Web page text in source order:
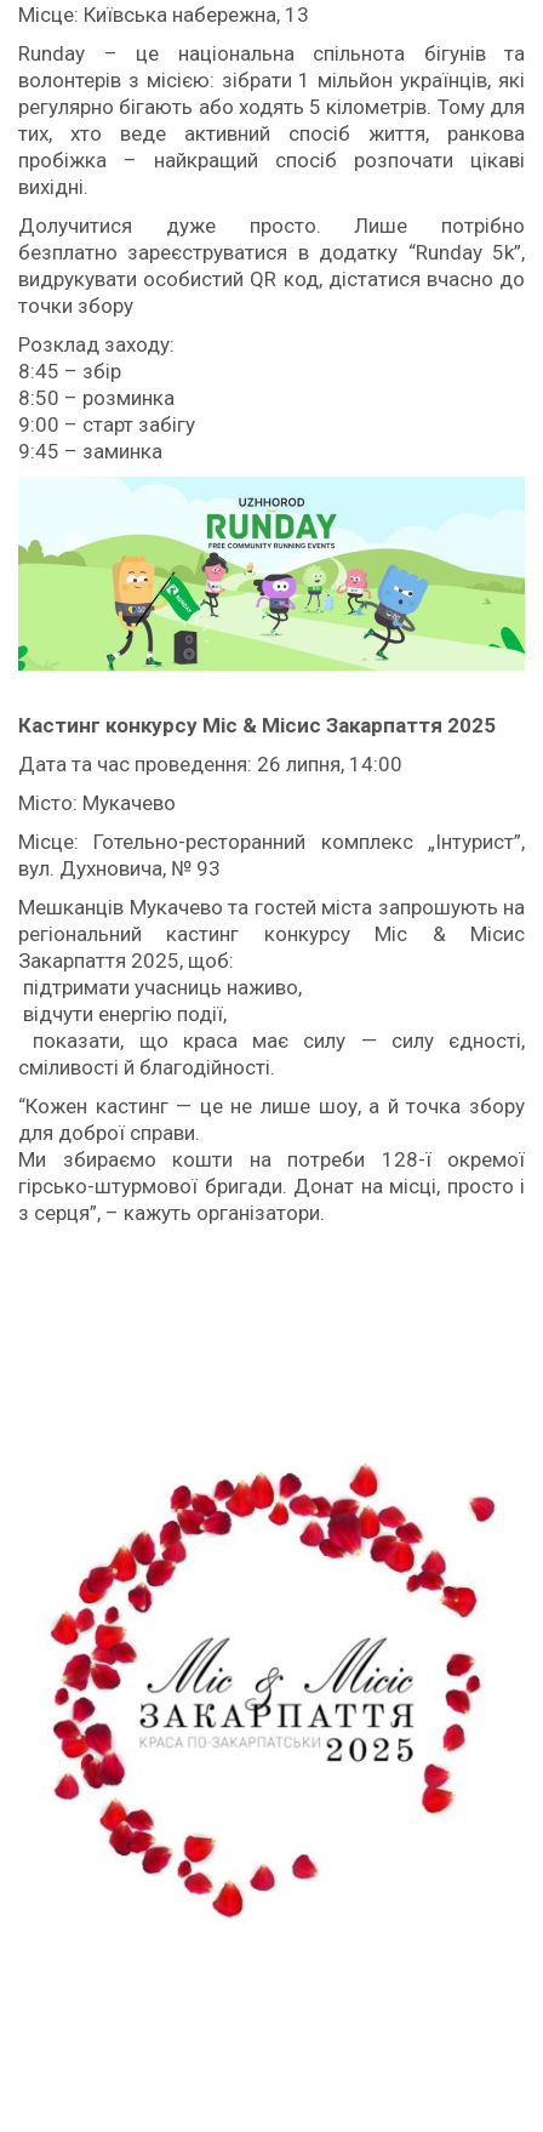
Місце: Київська набережна, 13
Runday – це національна спільнота бігунів та
волонтерів з місією: зібрати 1 мільйон українців, які
регулярно бігають або ходять 5 кілометрів. Тому для
тих, хто веде активний спосіб життя, ранкова
пробіжка – найкращий спосіб розпочати цікаві
вихідні.
Долучитися дуже просто. Лише потрібно
безплатно зареєструватися в додатку “Runday 5k”,
видрукувати особистий QR код, дістатися вчасно до
точки збору
Розклад заходу:
8:45 – збір
8:50 – розминка
9:00 – старт забігу
9:45 – заминка
Кастинг конкурсу Міс & Місис Закарпаття 2025
Дата та час проведення: 26 липня, 14:00
Місто: Мукачево
Місце: Готельно-ресторанний комплекс „Інтурист”,
вул. Духновича, № 93
Мешканців Мукачево та гостей міста запрошують на
регіональний кастинг конкурсу Міс & Місис
Закарпаття 2025, щоб:
підтримати учасниць наживо,
відчути енергію події,
показати, що краса має силу — силу єдності,
сміливості й благодійності.
“Кожен кастинг — це не лише шоу, а й точка збору
для доброї справи.
Ми збираємо кошти на потреби 128-ї окремої
гірсько-штурмової бригади. Донат на місці, просто і
з серця”, – кажуть організатори.